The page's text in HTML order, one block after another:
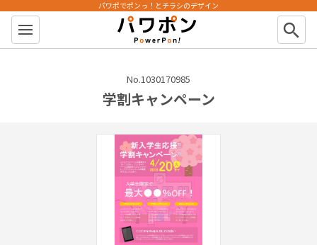
パワポン
パワポでポンっ！とチラシのデザイン
search
No.1030170985
学割キャンペーン